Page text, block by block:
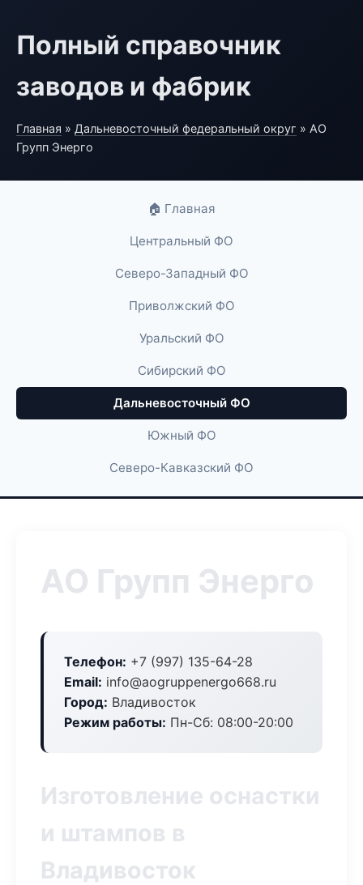
Полный справочник
заводов и фабрик
Главная » Дальневосточный федеральный округ » АО
Групп Энерго
🏠 Главная
Центральный ФО
Северо-Западный ФО
Приволжский ФО
Уральский ФО
Сибирский ФО
Дальневосточный ФО
Южный ФО
Северо-Кавказский ФО
АО Групп Энерго
Телефон: +7 (997) 135-64-28
Email: info@aogruppenergo668.ru
Город: Владивосток
Режим работы: Пн-Сб: 08:00-20:00
Изготовление оснастки
и штампов в
Владивосток